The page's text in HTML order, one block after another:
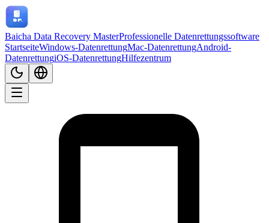
Baicha Data Recovery MasterProfessionelle Datenrettungssoftware
StartseiteWindows-DatenrettungMac-DatenrettungAndroid-
DatenrettungiOS-DatenrettungHilfezentrum